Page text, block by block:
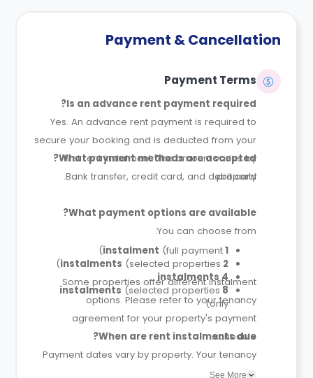
Payment & Cancellation
Payment Terms
Is an advance rent payment required?
Yes. An advance rent payment is required to
secure your booking and is deducted from your
first rent instalment. The amount varies by
property.
What payment methods are accepted?
Bank transfer, credit card, and debit card.
What payment options are available?
You can choose from:
1 instalment
(full payment)
2 instalments
(selected properties)
4 instalments
8 instalments
(selected properties
only)
Some properties offer different instalment
options. Please refer to your tenancy
agreement for your property's payment
schedule.
When are rent instalments due?
Payment dates vary by property. Your tenancy
agreement will confirm the exact instalment
See More